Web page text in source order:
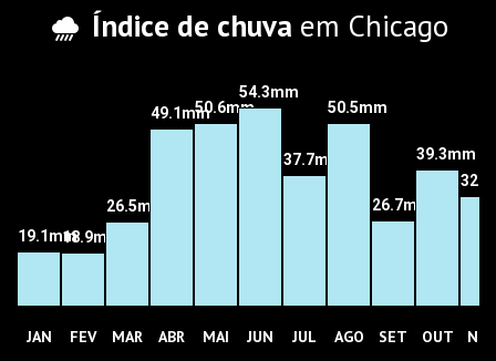
Índice de chuva em Chicago
19.1mm
JAN
18.9mm
FEV
26.5mm
MAR
49.1mm
ABR
50.6mm
MAI
54.3mm
JUN
37.7mm
JUL
50.5mm
AGO
26.7mm
SET
39.3mm
OUT NOV